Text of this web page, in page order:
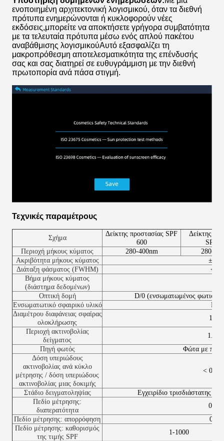
ενοποιημένη αρχιτεκτονική λογισμικού, όταν τα διεθνή
πρότυπα ενημερώνονται ή κυκλοφορούν νέες
εκδόσεις,μπορείτε να αποκτήσετε γρήγορα συμβατότητα
με τα τελευταία πρότυπα μέσω ενός απλού πακέτου
αναβάθμισης λογισμικούΑυτό εξασφαλίζει τη
μακροπρόθεσμη αποτελεσματικότητα της επένδυσής
σας και σας διατηρεί σε ευθυγράμμιση με την διεθνή
πρωτοπορία ανά πάσα στιγμή.
Τεχνικές παραμέτρους
Σχήμα
Δείκτης προστασίας SPF
600
Δείκτης
SPF-
Περιοχή μήκους κύματος
280-400nm
280-
Ακριβότητα μήκους κύματος
Διάταξη φάσματος (FWHM)
<
Βήμα μήκους κύματος
(διάστημα δεδομένων)
Οπτική δομή
D/0 (ενσωματωμένος
Ενσωματωτικό σφαιρικό υλικό
Διαμέτρου διαφάνειας σφαίρας
ολοκλήρωσης
Περιοχή ακτινοβολίας
δείγματος
Πηγή φωτός
Φώτα με
Δόση υπεριώδους
ακτινοβολίας ανά κύκλο
μέτρησης / δόση υπεριώδους
ακτινοβολίας μιας δοκιμής
< 0,2
Στάδιο δειγματοληψίας
Εγχειρίδιο τρισδιάστατης
Πεδίο μέτρησης:
διαπερατότητα
0-
Πεδίο μέτρησης: απορρόφηση
0-
Πεδίο μέτρησης: καθορισμός
της τιμής SPF
1-1000